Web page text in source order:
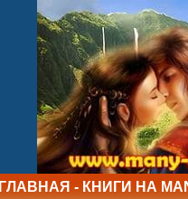
ГЛАВНАЯ - КНИГИ НА